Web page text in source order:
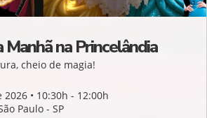
Manhã na Princelândia
cheio de magia!
2026 • 10:30h - 12:00h
Paulo - SP